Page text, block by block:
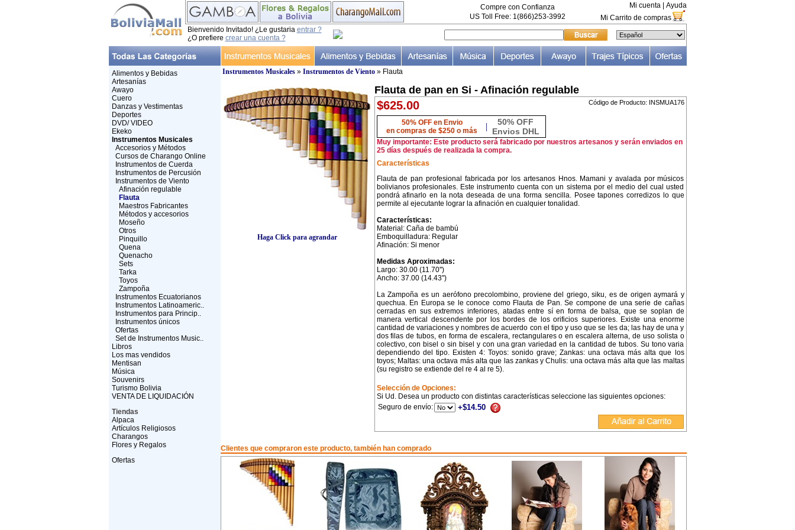
Compre con Confianza
US Toll Free: 1(866)253-3992
Mi cuenta| Ayuda
Mi Carrito de compras
Bienvenido Invitado! ¿Le gustaria entrar ?
¿O prefiere crear una cuenta ?
Alimentos y Bebidas
Artesanías
Awayo
Cuero
Danzas y Vestimentas
Deportes
DVD/ VIDEO
Ekeko
Instrumentos Musicales
Accesorios y Métodos
Cursos de Charango Online
Instrumentos de Cuerda
Instrumentos de Percusión
Instrumentos de Viento
Afinación regulable
Flauta
Maestros Fabricantes
Métodos y accesorios
Moseño
Otros
Pinquillo
Quena
Quenacho
Sets
Tarka
Toyos
Zampoña
Instrumentos Ecuatorianos
Instrumentos Latinoameric..
Instrumentos para Princip..
Instrumentos únicos
Ofertas
Set de Instrumentos Music..
Libros
Los mas vendidos
Mentisan
Música
Souvenirs
Turismo Bolivia
VENTA DE LIQUIDACIÓN
Tiendas
Alpaca
Artículos Religiosos
Charangos
Flores y Regalos
Ofertas
Instrumentos Musicales» Instrumentos de Viento» Flauta
Haga Click para agrandar
Flauta de pan en Si - Afinación regulable
$625.00 Código de Producto: INSMUA176
50% OFF en Envio
en compras de $250 o más
|
50% OFF
Envios DHL
Muy importante: Este producto será fabricado por nuestros artesanos y serán enviados en
25 días después de realizada la compra.
Características
Flauta de pan profesional fabricada por los artesanos Hnos. Mamani y avalada por músicos
bolivianos profesionales. Este instrumento cuenta con un sistema por el medio del cual usted
pondrá afinarlo en la nota deseada de una forma sencilla. Posee tapones corredizos lo que
permite al ejecutante lograr la afinación en cualquier tonalidad.
Características:
Material: Caña de bambú
Emboquilladura: Regular
Afinación: Si menor
Medidas Aproximadas:
Largo: 30.00 (11.70'')
Ancho: 37.00 (14.43'')
La Zampoña es un aerófono precolombino, proviene del griego, siku, es de origen aymará y
quechua. En Europa se le conoce como Flauta de Pan. Se compone de una serie de cañas
cerradas en sus extremos inferiores, atadas entre sí en forma de balsa, que se soplan de
manera vertical descendente por los bordes de los orificios superiores. Existe una enorme
cantidad de variaciones y nombres de acuerdo con el tipo y uso que se les da; las hay de una y
dos filas de tubos, en forma de escalera, rectangulares o en escalera alterna, de uso solista o
colectivo, con bisel o sin bisel y con una gran variedad en la cantidad de tubos. Su tono varia
dependiendo del tipo. Existen 4: Toyos: sonido grave; Zankas: una octava más alta que los
toyos; Maltas: una octava más alta que las zankas y Chulis: una octava más alta que las maltas
(su registro se extiende del re 4 al re 5).
Selección de Opciones:
Si Ud. Desea un producto con distintas características seleccione las siguientes opciones:
Seguro de envío:
+$14.50
Clientes que compraron este producto, también han comprado